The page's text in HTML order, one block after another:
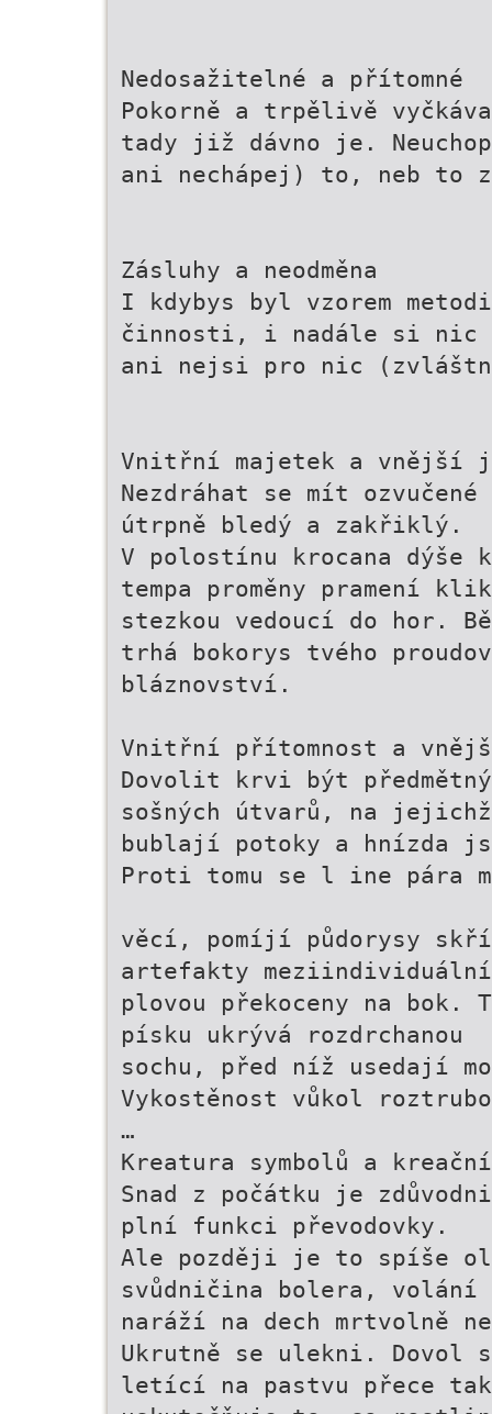
Nedosažitelné a přítomné
Pokorně a trpělivě
tady již dávno je.
ani nechápej) to, neb to
Zásluhy a neodměna
I kdybys byl vzorem
činnosti, i nadále si nic
ani nejsi pro nic
Vnitřní majetek a vnější
Nezdráhat se mít
útrpně bledý a zakřiklý.
V polostínu krocana dýše
tempa proměny pramení
stezkou vedoucí do hor.
trhá bokorys tvého
bláznovství.
Vnitřní přítomnost a
Dovolit krvi být
sošných útvarů, na
bublají potoky a hnízda
Proti tomu se l ine pára
věcí, pomíjí půdorysy
artefakty
plovou překoceny na bok.
písku ukrývá rozdrchanou
sochu, před níž usedají
Vykostěnost vůkol
…
Kreatura symbolů a
Snad z počátku je
plní funkci převodovky.
Ale později je to spíše
svůdničina bolera, volání
naráží na dech mrtvolně
Ukrutně se ulekni. Dovol
letící na pastvu přece